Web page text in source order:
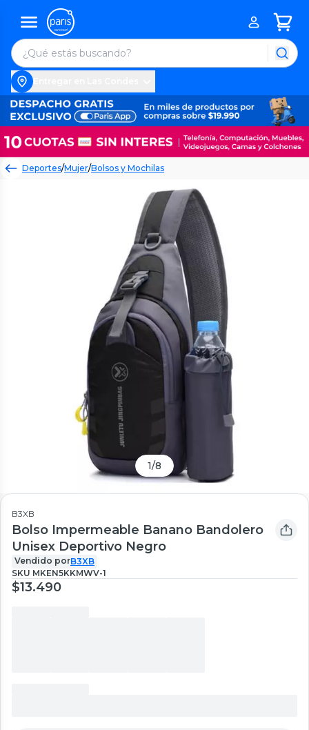
Deportes/Mujer/Bolsos y Mochilas
1/8
B3XB
Bolso Impermeable Banano Bandolero
Unisex Deportivo Negro
Vendido porB3XB
SKU MKEN5KKMWV-1
$13.490